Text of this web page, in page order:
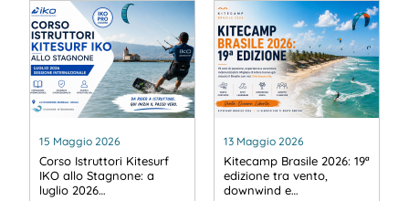
15 Maggio 2026
Corso Istruttori Kitesurf
IKO allo Stagnone: a
luglio 2026…
13 Maggio 2026
Kitecamp Brasile 2026: 19ª
edizione tra vento,
downwind e…